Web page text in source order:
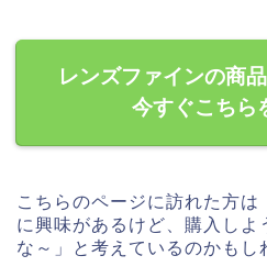
レンズファインの商
今すぐこちら
こちらのページに訪れた方は
に興味があるけど、購入しよ
な～」と考えているのかもし